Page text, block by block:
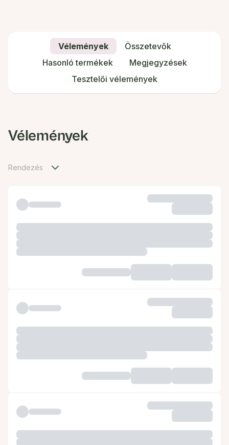
Vélemények
Összetevők
Hasonló termékek
Megjegyzések
Tesztelői vélemények
Vélemények
Rendezés